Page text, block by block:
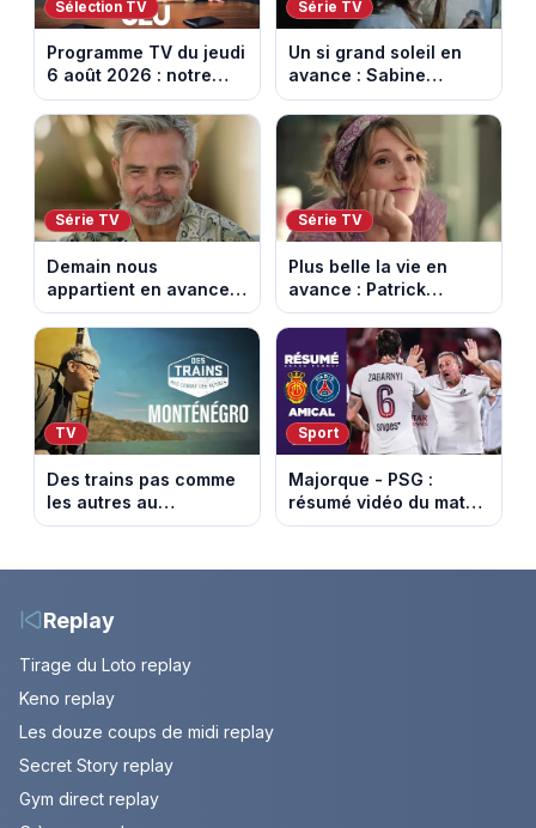
Sélection TV
Programme TV du jeudi
6 août 2026 : notre
sélection pour votre
soirée télé
Série TV
Un si grand soleil en
avance : Sabine
menacée par Céleste.
Episode du 7 août
2026 (spoiler).
Série TV
Demain nous
appartient en avance:
Alex révèle son lourd
secret. Episode du 7
août 2026.
Série TV
Plus belle la vie en
avance : Patrick
victime d’un malaise.
Episode du 7 août
2026 (spoiler)
TV
Des trains pas comme
les autres au
Monténégro : Philippe
l’Adriatique
Sport
Majorque - PSG :
résumé vidéo du match
amical du 5 août 2026
Replay
Tirage du Loto replay
Keno replay
Les douze coups de midi replay
Secret Story replay
Gym direct replay